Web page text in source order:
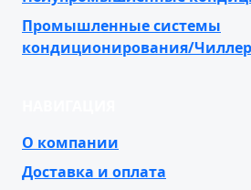
Промышленные системы
кондиционирования/
О компании
Доставка и оплата